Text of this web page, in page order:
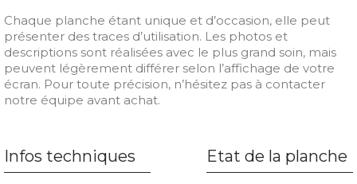
Chaque planche étant unique et d’occasion, elle peut
présenter des traces d’utilisation. Les photos et
descriptions sont réalisées avec le plus grand soin, mais
peuvent légèrement différer selon l’affichage de votre
écran. Pour toute précision, n’hésitez pas à contacter
notre équipe avant achat.
Infos techniques Etat de la planche